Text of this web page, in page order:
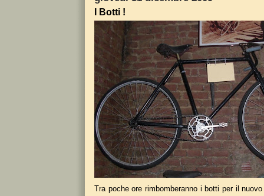
I Botti !
Tra poche ore rimbomberanno i botti per il